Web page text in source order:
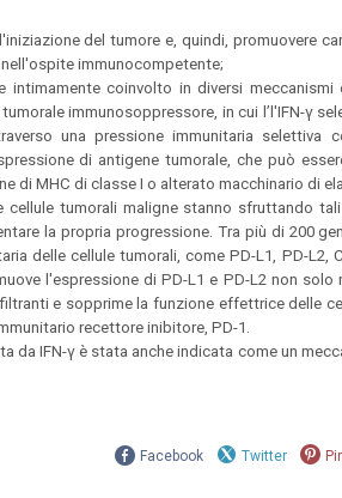
del tumore e, quindi, promuovere
immunocompetente;
intimamente coinvolto in diversi
immunosoppressore, in cui l’l'IFN-γ
una pressione immunitaria
di antigene tumorale, che può
di MHC di classe I o alterato macchinario di
tumorali maligne stanno sfruttando
la propria progressione. Tra più di 200
delle cellule tumorali, come PD-L1, PD-L2,
l'espressione di PD-L1 e PD-L2 non
e sopprime la funzione effettrice delle
recettore inibitore, PD-1.
da IFN-γ è stata anche indicata come un
Facebook Twitter